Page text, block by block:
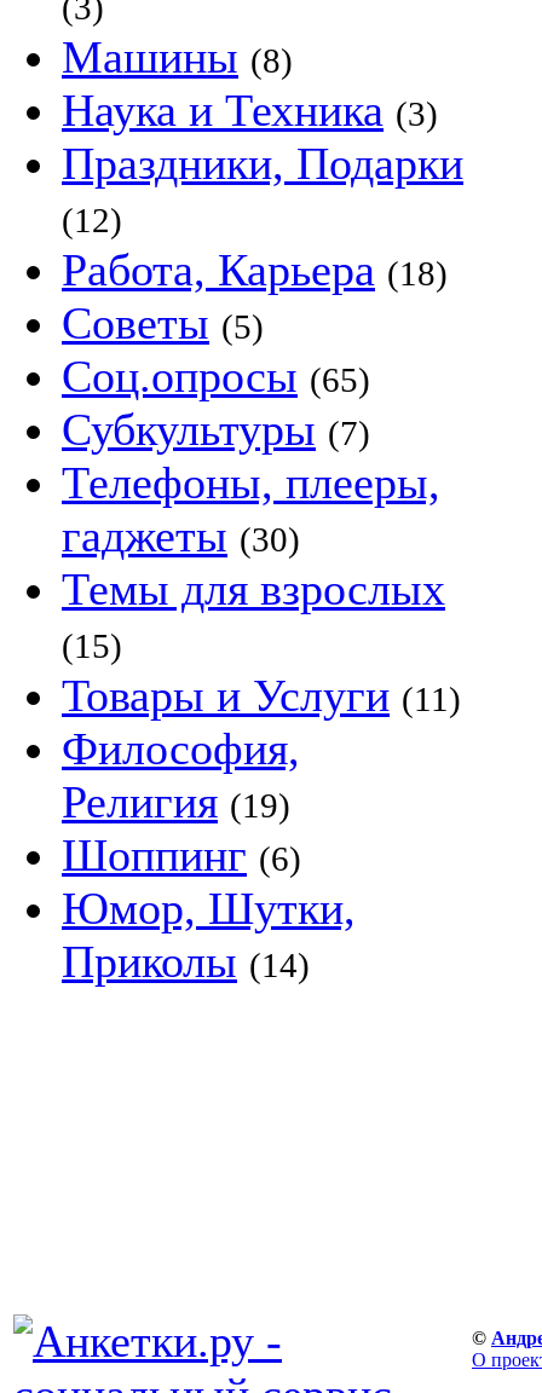
Машины (8)
Наука и Техника (3)
Праздники, Подарки
(12)
Работа, Карьера (18)
Советы (5)
Соц.опросы (65)
Субкультуры (7)
Телефоны, плееры,
гаджеты (30)
Темы для взрослых
(15)
Товары и Услуги (11)
Философия,
Религия (19)
Шоппинг (6)
Юмор, Шутки,
Приколы (14)
©
О